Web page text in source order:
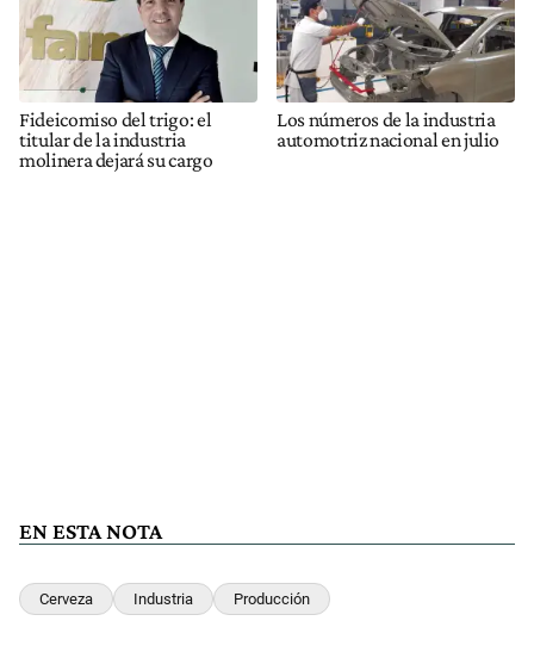
Fideicomiso del trigo: el
titular de la industria
molinera dejará su cargo
Los números de la industria
automotriz nacional en julio
EN ESTA NOTA
Cerveza Industria Producción